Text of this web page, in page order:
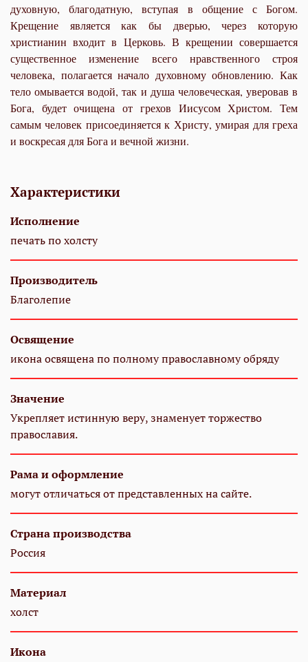
духовную, благодатную, вступая в общение с Богом.
Крещение является как бы дверью, через которую
христианин входит в Церковь. В крещении совершается
существенное изменение всего нравственного строя
человека, полагается начало духовному обновлению. Как
тело омывается водой, так и душа человеческая, уверовав в
Бога, будет очищена от грехов Иисусом Христом. Тем
самым человек присоединяется к Христу, умирая для греха
и воскресая для Бога и вечной жизни.
Характеристики
Исполнение
печать по холсту
Производитель
Благолепие
Освящение
икона освящена по полному православному обряду
Значение
Укрепляет истинную веру, знаменует торжество
православия.
Рама и оформление
могут отличаться от представленных на сайте.
Страна производства
Россия
Материал
холст
Икона